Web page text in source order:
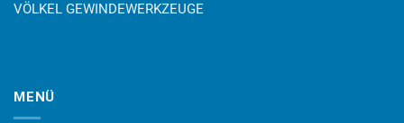
VÖLKEL GEWINDEWERKZEUGE
MENÜ